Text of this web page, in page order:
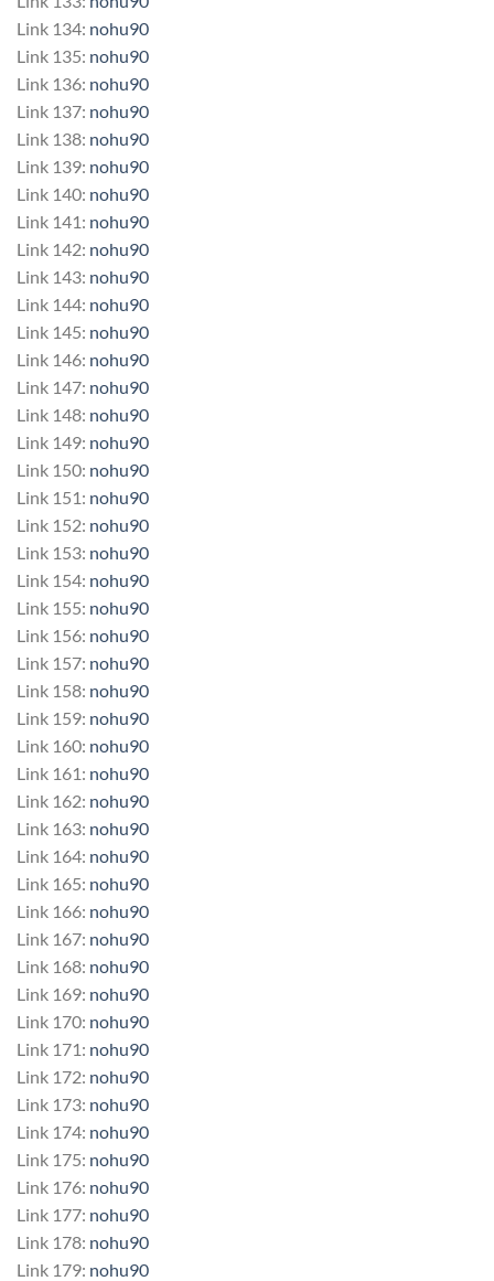
Link 134: nohu90
Link 135: nohu90
Link 136: nohu90
Link 137: nohu90
Link 138: nohu90
Link 139: nohu90
Link 140: nohu90
Link 141: nohu90
Link 142: nohu90
Link 143: nohu90
Link 144: nohu90
Link 145: nohu90
Link 146: nohu90
Link 147: nohu90
Link 148: nohu90
Link 149: nohu90
Link 150: nohu90
Link 151: nohu90
Link 152: nohu90
Link 153: nohu90
Link 154: nohu90
Link 155: nohu90
Link 156: nohu90
Link 157: nohu90
Link 158: nohu90
Link 159: nohu90
Link 160: nohu90
Link 161: nohu90
Link 162: nohu90
Link 163: nohu90
Link 164: nohu90
Link 165: nohu90
Link 166: nohu90
Link 167: nohu90
Link 168: nohu90
Link 169: nohu90
Link 170: nohu90
Link 171: nohu90
Link 172: nohu90
Link 173: nohu90
Link 174: nohu90
Link 175: nohu90
Link 176: nohu90
Link 177: nohu90
Link 178: nohu90
Link 179: nohu90